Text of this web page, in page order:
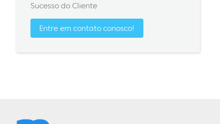
Sucesso do Cliente
Entre em contato conosco!